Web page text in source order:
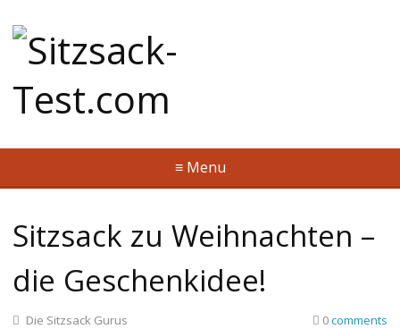
≡ Menu
Sitzsack zu Weihnachten –
die Geschenkidee!
Die Sitzsack Gurus
0comments